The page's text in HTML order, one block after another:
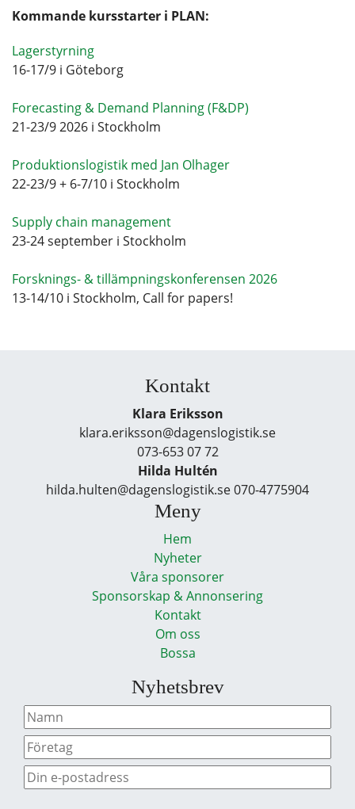
Kommande kursstarter i PLAN:
Lagerstyrning
16-17/9 i Göteborg
Forecasting & Demand Planning (F&DP)
21-23/9 2026 i Stockholm
Produktionslogistik med Jan Olhager
22-23/9 + 6-7/10 i Stockholm
Supply chain management
23-24 september i Stockholm
Forsknings- & tillämpningskonferensen 2026
13-14/10 i Stockholm, Call for papers!
Kontakt
Klara Eriksson
klara.eriksson@dagenslogistik.se
073-653 07 72
Hilda Hultén
hilda.hulten@dagenslogistik.se 070-4775904
Meny
Hem
Nyheter
Våra sponsorer
Sponsorskap & Annonsering
Kontakt
Om oss
Bossa
Nyhetsbrev